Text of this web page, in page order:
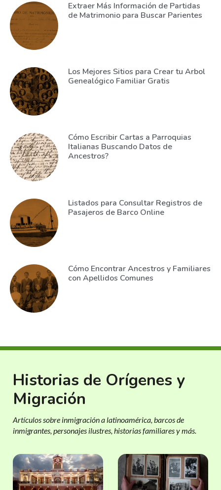
Extraer Más Información de Partidas
de Matrimonio para Buscar Parientes
Los Mejores Sitios para Crear tu Arbol
Genealógico Familiar Gratis
Cómo Escribir Cartas a Parroquias
Italianas Buscando Datos de
Ancestros?
Listados para Consultar Registros de
Pasajeros de Barco Online
Cómo Encontrar Ancestros y Familiares
con Apellidos Comunes
Historias de Orígenes y
Migración
Artículos sobre inmigración a latinoamérica, barcos de
inmigrantes, personajes ilustres, historias familiares y más.